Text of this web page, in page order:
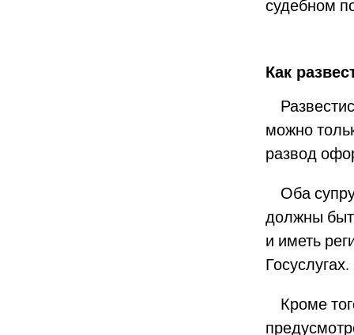
судебном
Как
можно
развод
Оба
должны
и иметь
Госуслугах.
Кроме